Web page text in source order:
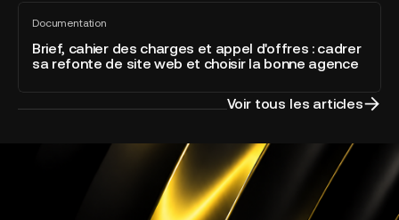
the
intégré
plateforme
Documentation
Tout
voir
Brief, cahier des charges et appel d'offres : cadrer
sa refonte de site web et choisir la bonne agence
Brief,
cahier
des
charges
Voir tous les articles